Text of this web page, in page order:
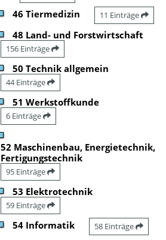
46 Tiermedizin 11 Einträge
48 Land- und Forstwirtschaft
156 Einträge
50 Technik allgemein
44 Einträge
51 Werkstoffkunde
6 Einträge
52 Maschinenbau, Energietechnik,
Fertigungstechnik
95 Einträge
53 Elektrotechnik
59 Einträge
54 Informatik 58 Einträge